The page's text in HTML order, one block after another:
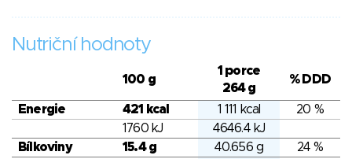
Nutriční hodnoty
100 g
1 porce
264 g
% DDD
Energie 421 kcal 1 111 kcal
20 %
1760 kJ
4646.4 kJ
Bílkoviny
15.4 g 40.656 g
24 %